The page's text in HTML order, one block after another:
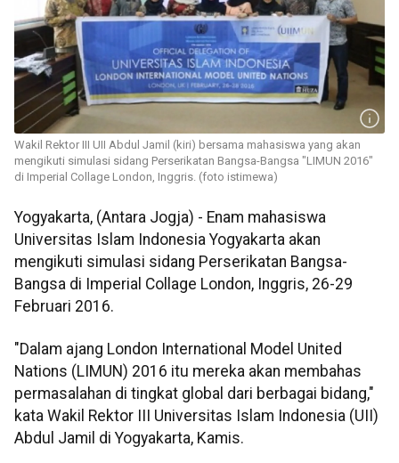
Wakil Rektor III UII Abdul Jamil (kiri) bersama mahasiswa yang akan
mengikuti simulasi sidang Perserikatan Bangsa-Bangsa "LIMUN 2016"
di Imperial Collage London, Inggris. (foto istimewa)
Yogyakarta, (Antara Jogja) - Enam mahasiswa
Universitas Islam Indonesia Yogyakarta akan
mengikuti simulasi sidang Perserikatan Bangsa-
Bangsa di Imperial Collage London, Inggris, 26-29
Februari 2016.
"Dalam ajang London International Model United
Nations (LIMUN) 2016 itu mereka akan membahas
permasalahan di tingkat global dari berbagai bidang,"
kata Wakil Rektor III Universitas Islam Indonesia (UII)
Abdul Jamil di Yogyakarta, Kamis.